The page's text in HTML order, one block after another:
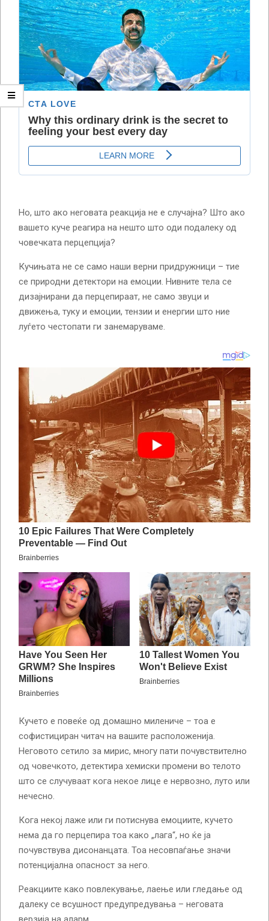
Но, што ако неговата реакција не е случајна? Што ако
вашето куче реагира на нешто што оди подалеку од
човечката перцепција?
Кучињата не се само наши верни придружници – тие
се природни детектори на емоции. Нивните тела се
дизајнирани да перцепираат, не само звуци и
движења, туку и емоции, тензии и енергии што ние
луѓето честопати ги занемаруваме.
Кучето е повеќе од домашно милениче – тоа е
софистициран читач на вашите расположенија.
Неговото сетило за мирис, многу пати почувствително
од човечкото, детектира хемиски промени во телото
што се случуваат кога некое лице е нервозно, луто или
нечесно.
Кога некој лаже или ги потиснува емоциите, кучето
нема да го перцепира тоа како „лага“, но ќе ја
почувствува дисонанцата. Тоа несовпаѓање значи
потенцијална опасност за него.
Реакциите како повлекување, лаење или гледање од
далеку се всушност предупредувања – неговата